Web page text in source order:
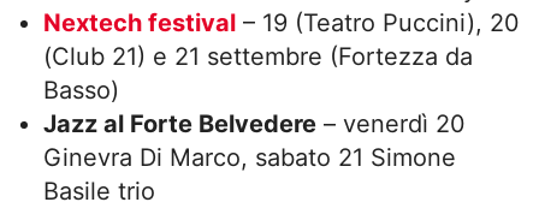
Nextech festival – 19 (Teatro Puccini), 20
(Club 21) e 21 settembre (Fortezza da
Basso)
Jazz al Forte Belvedere – venerdì 20
Ginevra Di Marco, sabato 21 Simone
Basile trio